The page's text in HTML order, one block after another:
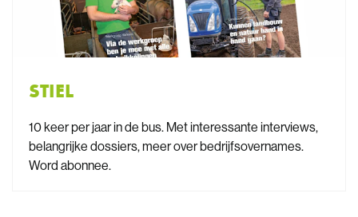
STIEL
10 keer per jaar in de bus. Met interessante interviews,
belangrijke dossiers, meer over bedrijfsovernames.
Word abonnee.